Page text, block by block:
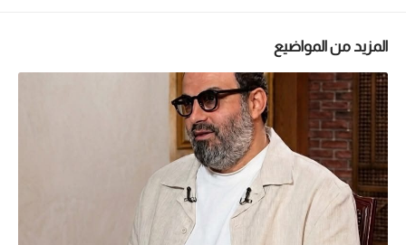
المزيد من المواضيع